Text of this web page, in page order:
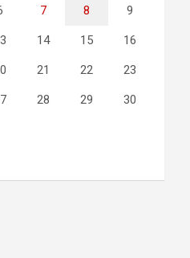
7 8 9
14 15 16
21 22 23
28 29 30